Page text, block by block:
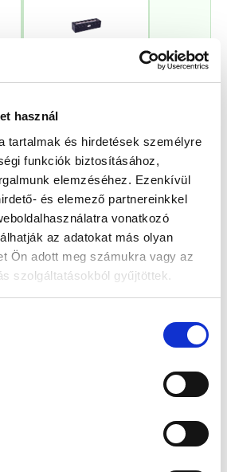
használ
tartalmak és hirdetések személyre
funkciók biztosításához,
elemzéséhez. Ezenkívül
és elemező partnereinkkel
vonatkozó
az adatokat más olyan
Ön adott meg számukra vagy az
szolgáltatásokból gyűjtöttek.
Varrott Óratartó Doboz 6
Értéke: 13 990 Ft
is választhatsz.